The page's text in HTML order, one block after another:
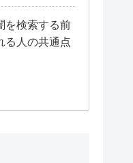
を検索する前
る人の共通点